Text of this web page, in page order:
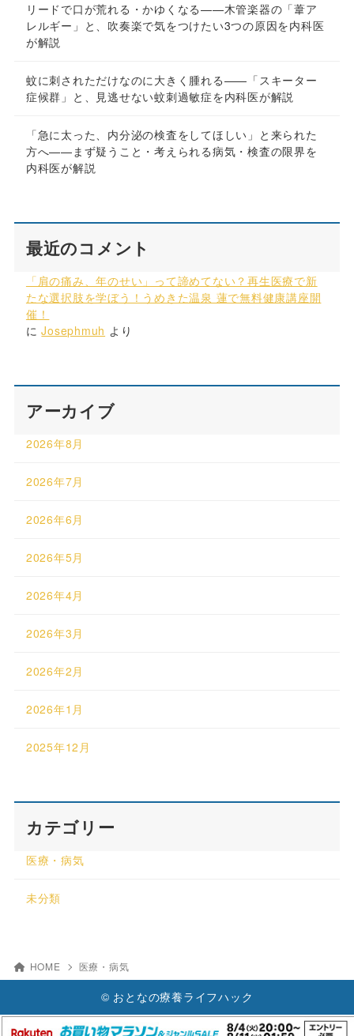
リードで口が荒れる・かゆくなる——木管楽器の「葦ア
レルギー」と、吹奏楽で気をつけたい3つの原因を内科医
が解説
蚊に刺されただけなのに大きく腫れる——「スキーター
症候群」と、見逃せない蚊刺過敏症を内科医が解説
「急に太った、内分泌の検査をしてほしい」と来られた
方へ——まず疑うこと・考えられる病気・検査の限界を
内科医が解説
最近のコメント
「肩の痛み、年のせい」って諦めてない？再生医療で新
たな選択肢を学ぼう！うめきた温泉 蓮で無料健康講座開
催！
にJosephmuh より
アーカイブ
2026年8月
2026年7月
2026年6月
2026年5月
2026年4月
2026年3月
2026年2月
2026年1月
2025年12月
カテゴリー
医療・病気
未分類
HOME 医療・病気
© おとなの療養ライフハック